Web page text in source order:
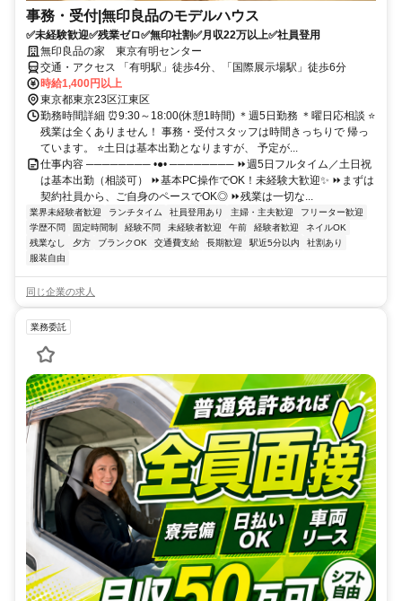
事務・受付|無印良品のモデルハウス
✅未経験歓迎✅残業ゼロ✅無印社割✅月収22万以上✅社員登用
無印良品の家 東京有明センター
交通・アクセス 「有明駅」徒歩4分、「国際展示場駅」徒歩6分
時給1,400円以上
東京都東京23区江東区
勤務時間詳細 ⏰9:30～18:00(休憩1時間) ＊週5日勤務 ＊曜日応相談 ⭐
残業は全くありません！ 事務・受付スタッフは時間きっちりで 帰っ
ています。 ⭐土日は基本出勤となりますが、 予定が...
仕事内容 ──────── •●• ──────── ⏩週5日フルタイム／土日祝
は基本出勤（相談可） ⏩基本PC操作でOK！未経験大歓迎✨ ⏩まずは
契約社員から、ご自身のペースでOK◎ ⏩残業は一切な...
業界未経験者歓迎 ランチタイム 社員登用あり 主婦・主夫歓迎
フリーター歓迎
学歴不問
固定時間制 経験不問 未経験者歓迎 午前 経験者歓迎
ネイルOK
残業なし
夕方 ブランクOK 交通費支給 長期歓迎 駅近5分以内
社割あり
服装自由
同じ企業の求人
業務委託